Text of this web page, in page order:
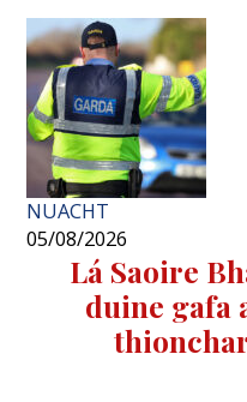
NUACHT
05/08/2026
Lá Saoire
duine gafa